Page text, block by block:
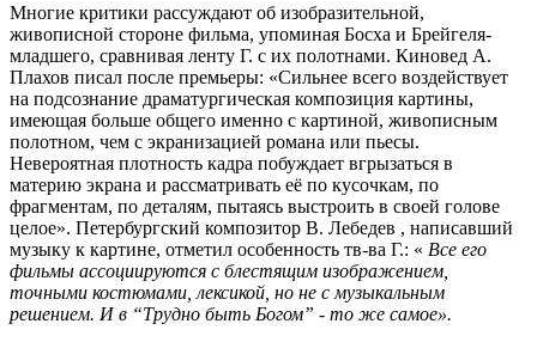
Многие критики рассуждают об изобразительной,
живописной стороне фильма, упоминая Босха и Брейгеля-
младшего, сравнивая ленту Г. с их полотнами. Киновед А.
Плахов писал после премьеры: «Сильнее всего воздействует
на подсознание драматургическая композиция картины,
имеющая больше общего именно с картиной, живописным
полотном, чем с экранизацией романа или пьесы.
Невероятная плотность кадра побуждает вгрызаться в
материю экрана и рассматривать её по кусочкам, по
фрагментам, по деталям, пытаясь выстроить в своей голове
целое». Петербургский композитор В. Лебедев , написавший
музыку к картине, отметил особенность тв-ва Г.: « Все его
фильмы ассоциируются с блестящим изображением,
точными костюмами, лексикой, но не с музыкальным
решением. И в “Трудно быть Богом” - то же самое».